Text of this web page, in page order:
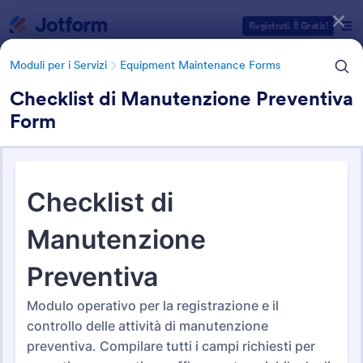
Registrati. È Gratis!
Moduli per i Servizi Equipment Maintenance Forms
Checklist di Manutenzione Preventiva
Form
Equipment Maintenance
Forms
Categorie Template Moduli